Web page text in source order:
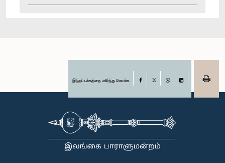
இந்தப் பக்கத்தை பகிர்ந்து கொள்க Facebook